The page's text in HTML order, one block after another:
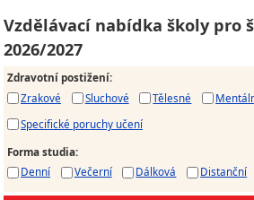
Vzdělávací nabídka školy pro
2026/2027
Zdravotní postižení:
Zrakové
Sluchové Tělesné
Specifické poruchy učení
Forma studia:
Denní
Večerní Dálková Distanční